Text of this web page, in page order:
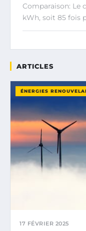
Comparaison: Le
kWh, soit 85 fois
ARTICLES
ÉNERGIES
17 FÉVRIER 2025